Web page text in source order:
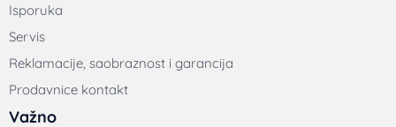
Isporuka
Servis
Reklamacije, saobraznost i garancija
Prodavnice kontakt
Važno